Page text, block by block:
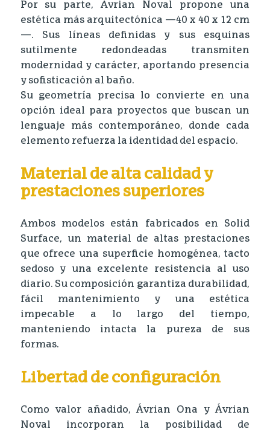
Por su parte, Ávrian Noval propone una
estética más arquitectónica —40 x 40 x 12 cm
—. Sus líneas definidas y sus esquinas
sutilmente redondeadas transmiten
modernidad y carácter, aportando presencia
y sofisticación al baño.
Su geometría precisa lo convierte en una
opción ideal para proyectos que buscan un
lenguaje más contemporáneo, donde cada
elemento refuerza la identidad del espacio.
Material de alta calidad y
prestaciones superiores
Ambos modelos están fabricados en Solid
Surface, un material de altas prestaciones
que ofrece una superficie homogénea, tacto
sedoso y una excelente resistencia al uso
diario. Su composición garantiza durabilidad,
fácil mantenimiento y una estética
impecable a lo largo del tiempo,
manteniendo intacta la pureza de sus
formas.
Libertad de configuración
Como valor añadido, Ávrian Ona y Ávrian
Noval incorporan la posibilidad de